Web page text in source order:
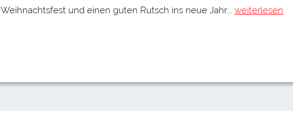
Weihnachtsfest und einen guten Rutsch ins neue Jahr.… weiterlesen